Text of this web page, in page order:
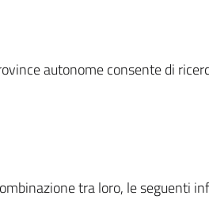
autonome consente di
tra loro, le seguenti